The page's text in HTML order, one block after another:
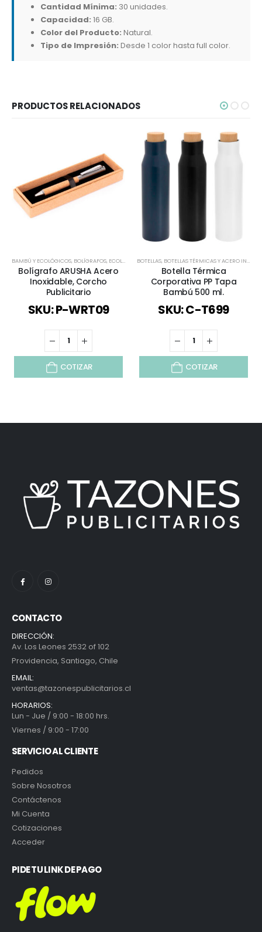
Cantidad Mínima: 30 unidades.
Capacidad: 16 GB.
Color del Producto: Natural.
Tipo de Impresión: Desde 1 color hasta full color.
PRODUCTOS RELACIONADOS
BAMBÚ Y ECOLÓGICOS, BOLÍGRAFOS, ECOLÓGICOS Y SUSTENTABLES ,REGALOS DÍA DEL PADRE
Bolígrafo ARUSHA Acero
Inoxidable, Corcho
Publicitario
SKU: P-WRT09
COTIZAR
BOTELLAS, BOTELLAS TÉRMICAS Y ACERO INOX
Botella Térmica
Corporativa PP Tapa
Bambú 500 ml.
SKU: C-T699
COTIZAR
CONTACTO
DIRECCIÓN:
Av. Los Leones 2532 of 102
Providencia, Santiago, Chile
EMAIL:
ventas@tazonespublicitarios.cl
HORARIOS:
Lun - Jue / 9:00 - 18:00 hrs.
Viernes / 9:00 - 17:00
SERVICIO AL CLIENTE
Pedidos
Sobre Nosotros
Contáctenos
Mi Cuenta
Cotizaciones
Acceder
PIDE TU LINK DE PAGO